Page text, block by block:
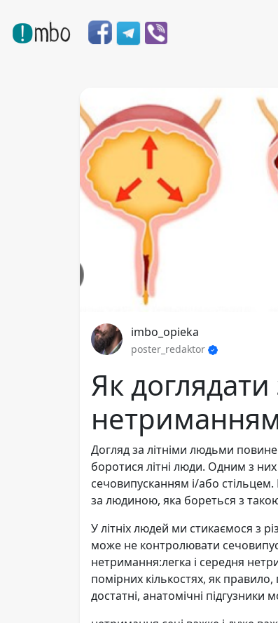
imbo_opieka
poster_redaktor
Як
нетриманням
Догляд за літніми людьми
боротися літні люди. Одним з
сечовипусканням і/або
за людиною, яка бореться з
У літніх людей ми стикаємося з
може не контролювати
нетримання:легка і середня
помірних кількостях, як
достатні, анатомічні підгузники